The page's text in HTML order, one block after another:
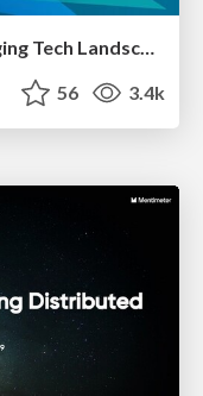
How to Create Impact in a Changing Tech Landscape [PerfNow 2023]
56 3.4k